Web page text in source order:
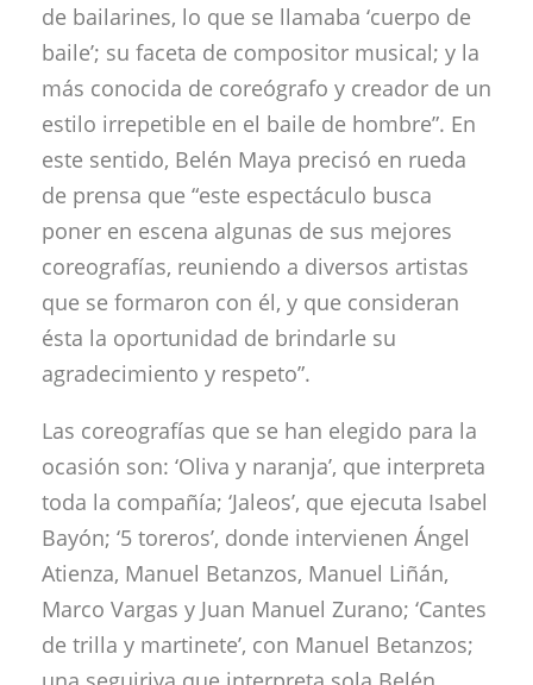
de bailarines, lo que se llamaba ‘cuerpo de
baile’; su faceta de compositor musical; y la
más conocida de coreógrafo y creador de un
estilo irrepetible en el baile de hombre”. En
este sentido, Belén Maya precisó en rueda
de prensa que “este espectáculo busca
poner en escena algunas de sus mejores
coreografías, reuniendo a diversos artistas
que se formaron con él, y que consideran
ésta la oportunidad de brindarle su
agradecimiento y respeto”.
Las coreografías que se han elegido para la
ocasión son: ‘Oliva y naranja’, que interpreta
toda la compañía; ‘Jaleos’, que ejecuta Isabel
Bayón; ‘5 toreros’, donde intervienen Ángel
Atienza, Manuel Betanzos, Manuel Liñán,
Marco Vargas y Juan Manuel Zurano; ‘Cantes
de trilla y martinete’, con Manuel Betanzos;